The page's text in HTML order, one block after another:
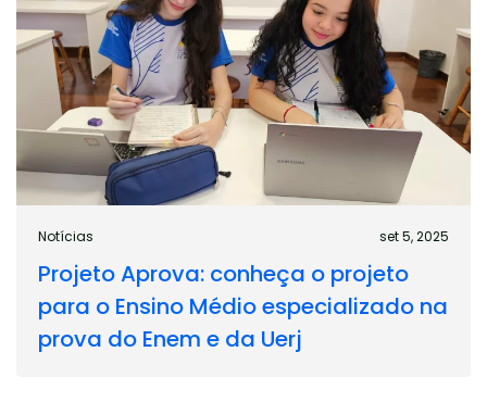
set 5, 2025
Notícias
Projeto Aprova: conheça o projeto
para o Ensino Médio especializado na
prova do Enem e da Uerj